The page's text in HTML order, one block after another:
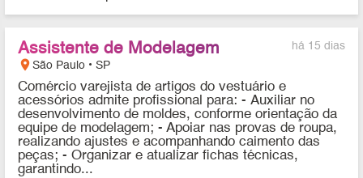
há 15 dias
Assistente de Modelagem
location_onSão Paulo • SP
Comércio varejista de artigos do vestuário e
acessórios admite profissional para: - Auxiliar no
desenvolvimento de moldes, conforme orientação da
equipe de modelagem; - Apoiar nas provas de roupa,
realizando ajustes e acompanhando caimento das
peças; - Organizar e atualizar fichas técnicas,
garantindo...